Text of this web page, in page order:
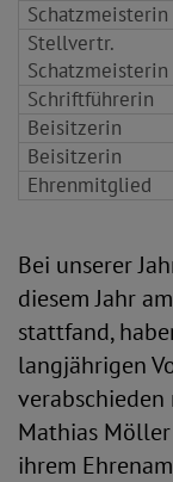
Schatzmeisterin
Stellvertr.
Schatzmeisterin
Schriftführerin
Beisitzerin
Beisitzerin
Ehrenmitglied
Bei unserer
diesem Jahr
stattfand,
langjährigen
verabschieden
Mathias
ihrem